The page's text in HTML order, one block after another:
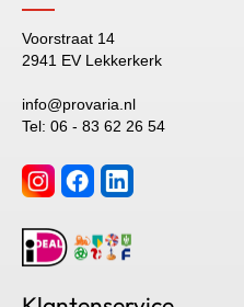
Voorstraat 14
2941 EV Lekkerkerk
info@provaria.nl
Tel: 06 - 83 62 26 54